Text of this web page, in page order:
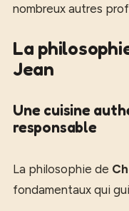
nombreux autres
La
Jean
Une cuisine
responsable
La philosophie de
fondamentaux qui